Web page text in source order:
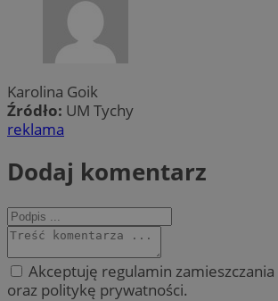
Karolina Goik
Źródło: UM Tychy
reklama
Dodaj komentarz
Akceptuję regulamin
oraz politykę prywatności.